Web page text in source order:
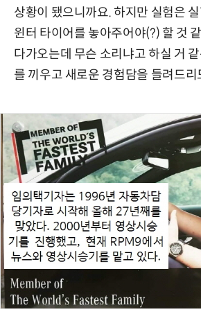
상황이 됐으니까요. 하지만 실험은
윈터 타이어를 놓아주어야(?) 할 것
다가오는데 무슨 소리냐고 하실 거
를 끼우고 새로운 경험담을 들려드